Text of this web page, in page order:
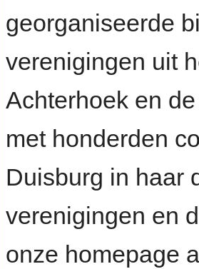
georganiseerde
verenigingen uit
Achterhoek en
met honderden
Duisburg in haar
verenigingen en
onze homepage